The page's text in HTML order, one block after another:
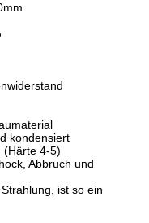
kondensiert
(Härte 4-5)
Abbruch und
ist so ein